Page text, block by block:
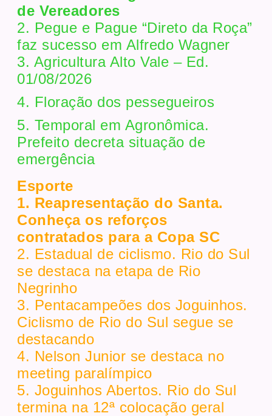
de Vereadores
2. Pegue e Pague “Direto da Roça”
faz sucesso em Alfredo Wagner
3. Agricultura Alto Vale – Ed.
01/08/2026
4. Floração dos pessegueiros
5. Temporal em Agronômica.
Prefeito decreta situação de
emergência
Esporte
1. Reapresentação do Santa.
Conheça os reforços
contratados para a Copa SC
2. Estadual de ciclismo. Rio do Sul
se destaca na etapa de Rio
Negrinho
3. Pentacampeões dos Joguinhos.
Ciclismo de Rio do Sul segue se
destacando
4. Nelson Junior se destaca no
meeting paralímpico
5. Joguinhos Abertos. Rio do Sul
termina na 12ª colocação geral